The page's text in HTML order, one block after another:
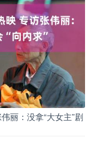
丽：没拿“大女主”剧